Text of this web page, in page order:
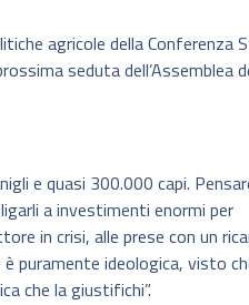
agricole della Conferenza
seduta dell’Assemblea
e quasi 300.000 capi.
a investimenti enormi per
in crisi, alle prese con un
puramente ideologica, visto
che la giustifichi”.